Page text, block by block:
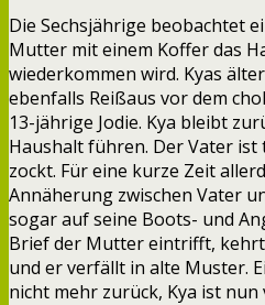
Die Sechsjährige beobachtet
Mutter mit einem Koffer das
wiederkommen wird. Kyas
ebenfalls Reißaus vor dem
13-jährige Jodie. Kya bleibt
Haushalt führen. Der Vater
zockt. Für eine kurze Zeit
Annäherung zwischen Vater
sogar auf seine Boots- und
Brief der Mutter eintrifft,
und er verfällt in alte Muster.
nicht mehr zurück, Kya ist nun